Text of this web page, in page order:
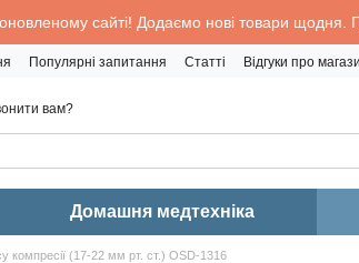
сайті! Додаємо нові товари щодня.
Популярні запитання Статті Відгуки про
вам?
Домашня медтехніка
компресії (17-22 мм рт. ст.) OSD-1316